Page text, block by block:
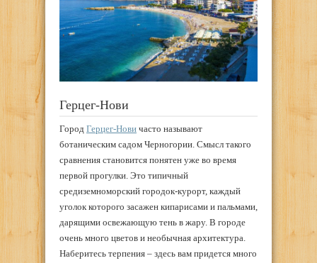
Герцег-Нови
Город Герцег-Нови часто называют
ботаническим садом Черногории. Смысл такого
сравнения становится понятен уже во время
первой прогулки. Это типичный
средиземноморский городок-курорт, каждый
уголок которого засажен кипарисами и пальмами,
дарящими освежающую тень в жару. В городе
очень много цветов и необычная архитектура.
Наберитесь терпения – здесь вам придется много